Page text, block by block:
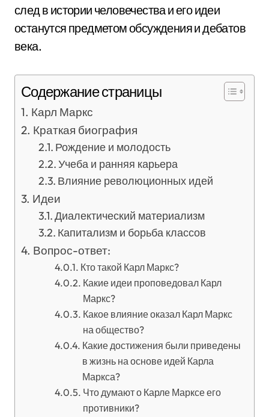
след в истории человечества и его идеи
останутся предметом обсуждения и дебатов
века.
Содержание страницы
Карл Маркс
Краткая биография
Рождение и молодость
Учеба и ранняя карьера
Влияние революционных идей
Идеи
Диалектический материализм
Капитализм и борьба классов
Вопрос-ответ:
Кто такой Карл Маркс?
Какие идеи проповедовал Карл
Маркс?
Какое влияние оказал Карл Маркс
на общество?
Какие достижения были приведены
в жизнь на основе идей Карла
Маркса?
Что думают о Карле Марксе его
противники?